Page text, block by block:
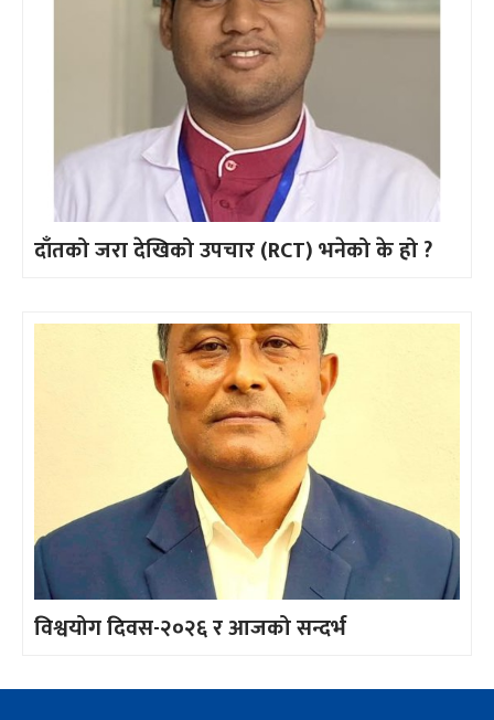
दाँतको जरा देखिको उपचार (RCT) भनेको के हो ?
विश्वयोग दिवस-२०२६ र आजको सन्दर्भ